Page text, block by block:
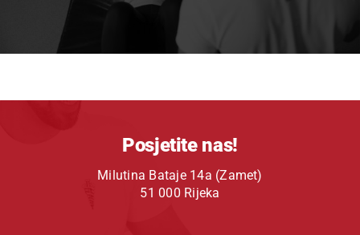
Posjetite nas!
Milutina Bataje 14a (Zamet)
51 000 Rijeka